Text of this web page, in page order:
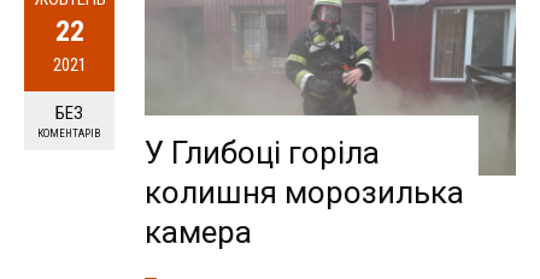
22
2021
БЕЗ
КОМЕНТАРІВ
У Глибоці горіла
колишня морозилька
камера